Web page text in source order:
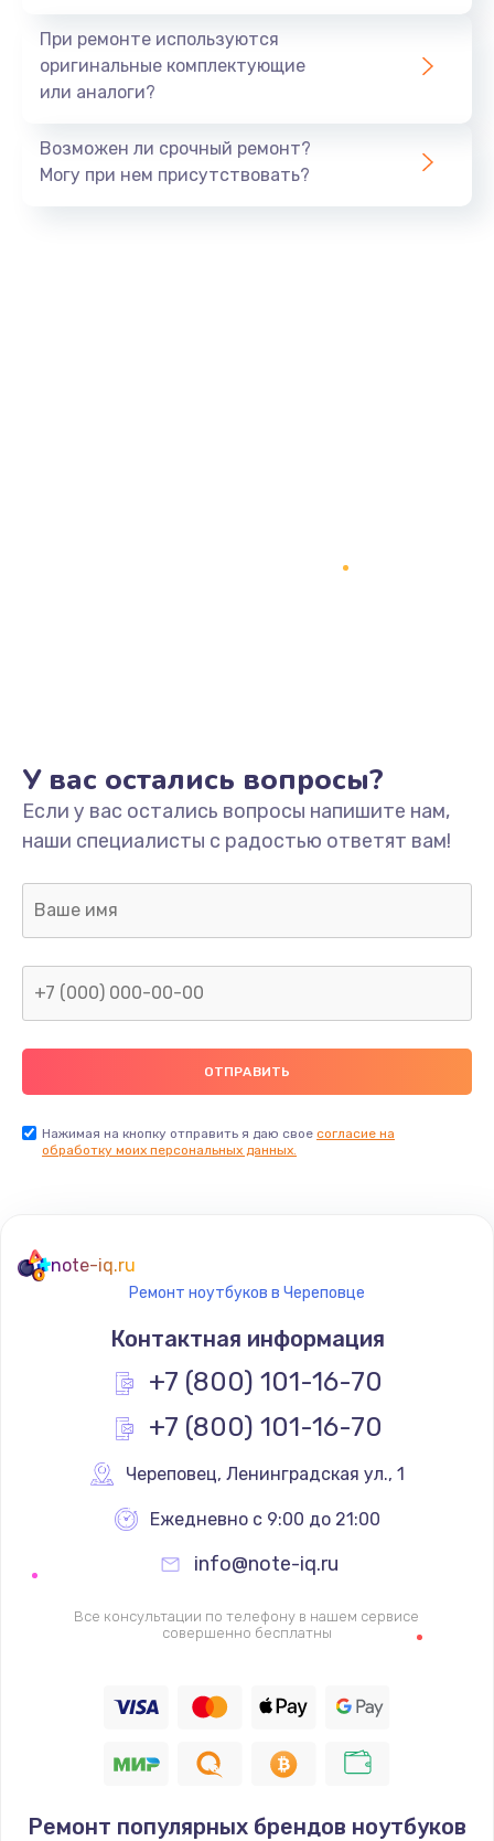
При ремонте используются
оригинальные комплектующие
или аналоги?
Возможен ли срочный ремонт?
Могу при нем присутствовать?
У вас остались вопросы?
Если у вас остались вопросы напишите нам,
наши специалисты с радостью ответят вам!
Нажимая на кнопку отправить я даю свое согласие на
обработку моих персональных данных.
note-iq.ru
Ремонт ноутбуков в Череповце
Контактная информация
+7 (800) 101-16-70
+7 (800) 101-16-70
Череповец, Ленинградская ул., 1
Ежедневно с 9:00 до 21:00
info@note-iq.ru
Все консультации по телефону в нашем сервисе
совершенно бесплатны
Ремонт популярных брендов ноутбуков